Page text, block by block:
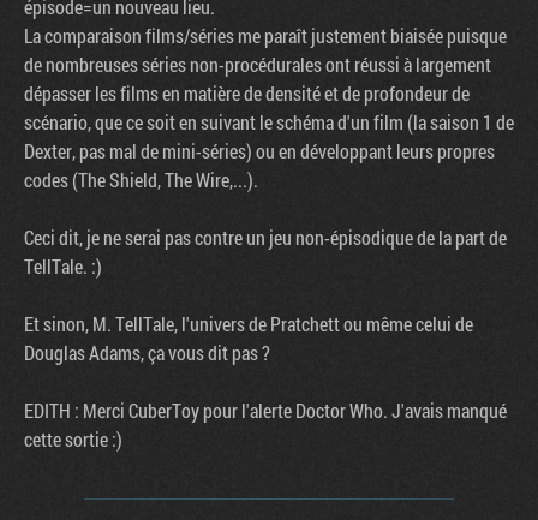
épisode=un nouveau lieu.
La comparaison films/séries me paraît justement biaisée puisque
de nombreuses séries non-procédurales ont réussi à largement
dépasser les films en matière de densité et de profondeur de
scénario, que ce soit en suivant le schéma d'un film (la saison 1 de
Dexter, pas mal de mini-séries) ou en développant leurs propres
codes (The Shield, The Wire,...).
Ceci dit, je ne serai pas contre un jeu non-épisodique de la part de
TellTale. :)
Et sinon, M. TellTale, l'univers de Pratchett ou même celui de
Douglas Adams, ça vous dit pas ?
EDITH : Merci CuberToy pour l'alerte Doctor Who. J'avais manqué
cette sortie :)